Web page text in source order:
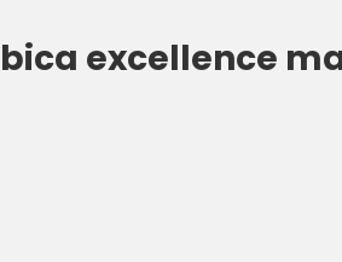
excellence